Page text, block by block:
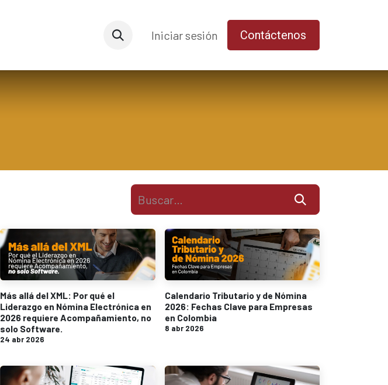
Ayuda Iniciar sesión Contáctenos
Más allá del XML: Por qué el
Liderazgo en Nómina Electrónica en
2026 requiere Acompañamiento, no
solo Software.
24 abr 2026
Calendario Tributario y de Nómina
2026: Fechas Clave para Empresas
en Colombia
8 abr 2026